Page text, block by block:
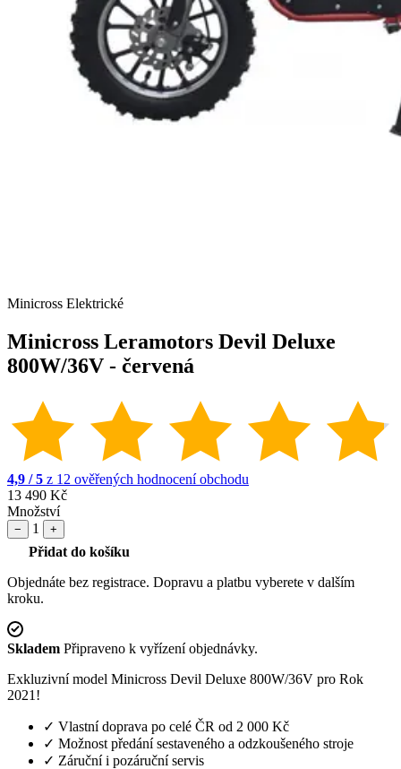
Minicross Elektrické
Minicross Leramotors Devil Deluxe
800W/36V - červená
4,9 / 5 z 12 ověřených hodnocení obchodu
13 490 Kč
Množství
− 1 +
Přidat do košíku
Objednáte bez registrace. Dopravu a platbu vyberete v dalším
kroku.
Skladem Připraveno k vyřízení objednávky.
Exkluzivní model Minicross Devil Deluxe 800W/36V pro Rok
2021!
✓ Vlastní doprava po celé ČR od 2 000 Kč
✓ Možnost předání sestaveného a odzkoušeného stroje
✓ Záruční i pozáruční servis